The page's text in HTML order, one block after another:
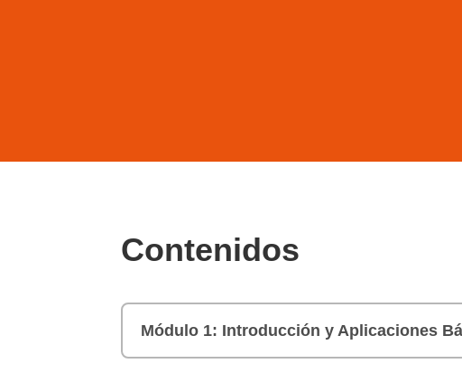
Contenidos
Módulo 1: Introducción y Aplicaciones